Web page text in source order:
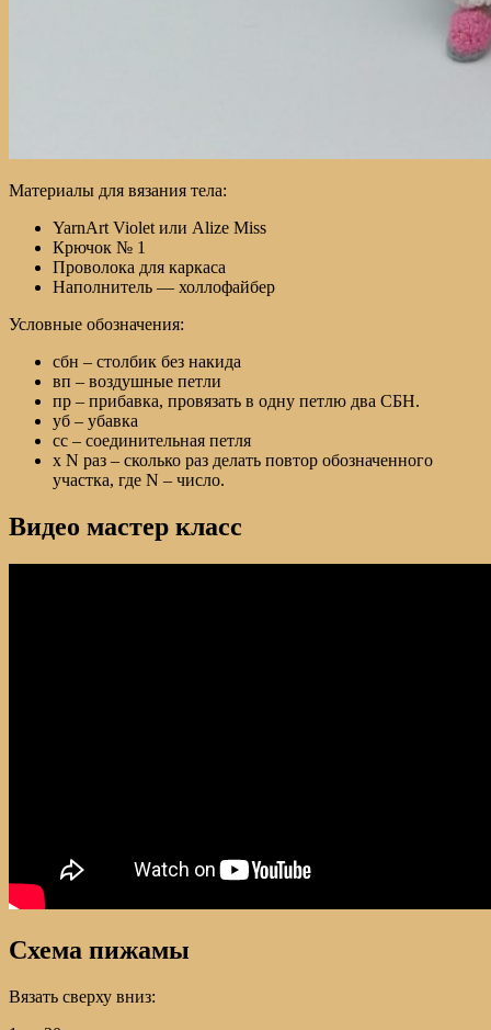
Материалы для вязания тела:
YarnArt Violet или Alize Miss
Крючок № 1
Проволока для каркаса
Наполнитель — холлофайбер
Условные обозначения:
сбн – столбик без накида
вп – воздушные петли
пр – прибавка, провязать в одну петлю два СБН.
уб – убавка
сс – соединительная петля
х N раз – сколько раз делать повтор обозначенного
участка, где N – число.
Видео мастер класс
Схема пижамы
Вязать сверху вниз: